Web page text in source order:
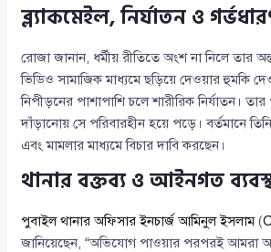
ব্ল্যাকমেইল, নির্যাতন ও
রোজা জানান, ধর্মীয় রীতিতে অংশ না নিলে তার
ভিডিও সামাজিক মাধ্যমে ছড়িয়ে দেওয়ার হুমকি
নিপীড়নের পাশাপাশি চলে শারীরিক নির্যাতন।
দাঁড়ানোয় সে পরিবারহীন হয়ে পড়ে। বর্তমানে
এবং মামলার মাধ্যমে বিচার দাবি করছেন।
থানার বক্তব্য ও আইনগত
পুবাইল থানার অফিসার ইনচার্জ আমিনুল ইসলাম(
জানিয়েছেন, “অভিযোগ পাওয়ার পরপরই আমরা